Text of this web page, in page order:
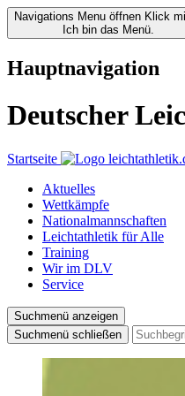
Navigations Menu öffnen Klick
Ich bin das Menü.
Hauptnavigation
Deutscher
Startseite
Aktuelles
Wettkämpfe
Nationalmannschaften
Leichtathletik für Alle
Training
Wir im DLV
Service
Suchmenü anzeigen
Suchmenü schließen